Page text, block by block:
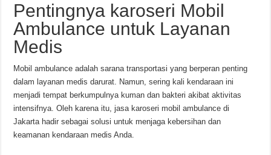
Pentingnya karoseri Mobil
Ambulance untuk Layanan
Medis
Mobil ambulance adalah sarana transportasi yang berperan penting
dalam layanan medis darurat. Namun, sering kali kendaraan ini
menjadi tempat berkumpulnya kuman dan bakteri akibat aktivitas
intensifnya. Oleh karena itu, jasa karoseri mobil ambulance di
Jakarta hadir sebagai solusi untuk menjaga kebersihan dan
keamanan kendaraan medis Anda.